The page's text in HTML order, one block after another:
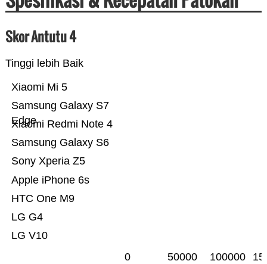
Skor Antutu 4
Tinggi lebih Baik
LG V10
LG G4
HTC One M9
Apple iPhone 6s
Sony Xperia Z5
Samsung Galaxy S6
Xiaomi Redmi Note 4
Samsung Galaxy S7
Edge
Xiaomi Mi 5
0 50000 100000